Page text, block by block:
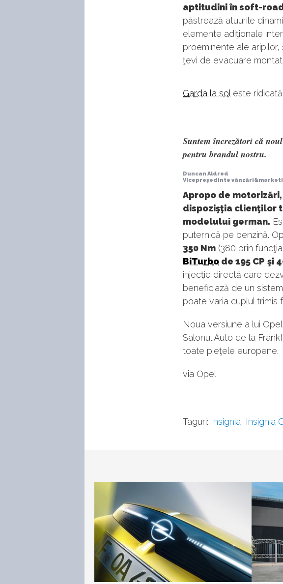
aptitudini în soft-
păstrează atuurile
elemente adiţionale
proeminente ale
ţevi de evacuare
Garda la sol este
Suntem încrezători că
pentru brandul nostru.
Duncan Aldred
Vicepreşedinte
Apropo de
dispozişţia clienţilor
modelului german.
puternică pe benzină.
350 Nm (380 prin
BiTurbo de 195 CP şi
injecţie directă care
beneficiază de un
poate varia cuplul trimis
Noua versiune a lui
Salonul Auto de la
toate pieţele europene.
via Opel
Taguri: Insignia, Insignia